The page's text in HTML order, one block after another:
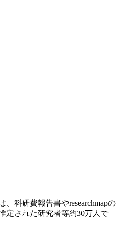
科研費報告書やresearchmapの
定された研究者等約30万人で